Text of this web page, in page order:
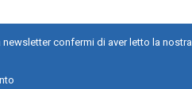
confermi di aver letto la nostra